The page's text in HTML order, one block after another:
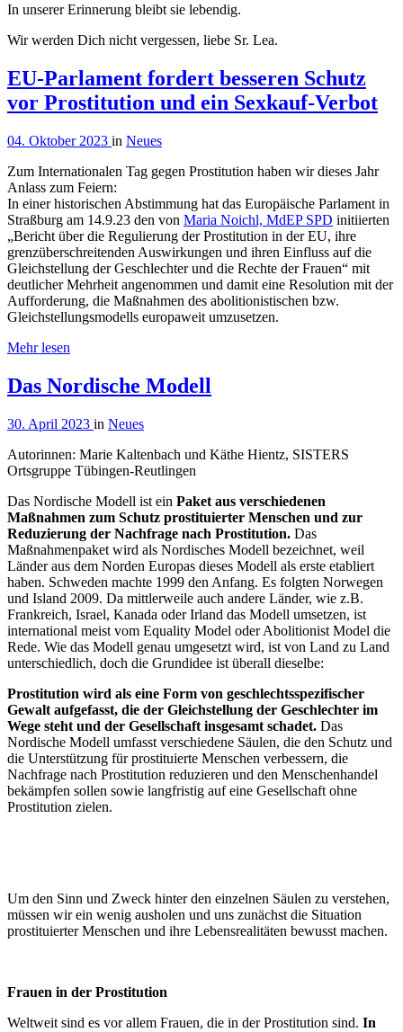
In unserer Erinnerung bleibt sie lebendig.
Wir werden Dich nicht vergessen, liebe Sr. Lea.
EU-Parlament fordert besseren Schutz
vor Prostitution und ein Sexkauf-Verbot
04. Oktober 2023 in Neues
Zum Internationalen Tag gegen Prostitution haben wir dieses Jahr
Anlass zum Feiern:
In einer historischen Abstimmung hat das Europäische Parlament in
Straßburg am 14.9.23 den von Maria Noichl, MdEP SPD initiierten
„Bericht über die Regulierung der Prostitution in der EU, ihre
grenzüberschreitenden Auswirkungen und ihren Einfluss auf die
Gleichstellung der Geschlechter und die Rechte der Frauen“ mit
deutlicher Mehrheit angenommen und damit eine Resolution mit der
Aufforderung, die Maßnahmen des abolitionistischen bzw.
Gleichstellungsmodells europaweit umzusetzen.
Mehr lesen
Das Nordische Modell
30. April 2023 in Neues
Autorinnen: Marie Kaltenbach und Käthe Hientz, SISTERS
Ortsgruppe Tübingen-Reutlingen
Das Nordische Modell ist ein Paket aus verschiedenen
Maßnahmen zum Schutz prostituierter Menschen und zur
Reduzierung der Nachfrage nach Prostitution. Das
Maßnahmenpaket wird als Nordisches Modell bezeichnet, weil
Länder aus dem Norden Europas dieses Modell als erste etabliert
haben. Schweden machte 1999 den Anfang. Es folgten Norwegen
und Island 2009. Da mittlerweile auch andere Länder, wie z.B.
Frankreich, Israel, Kanada oder Irland das Modell umsetzen, ist
international meist vom Equality Model oder Abolitionist Model die
Rede. Wie das Modell genau umgesetzt wird, ist von Land zu Land
unterschiedlich, doch die Grundidee ist überall dieselbe:
Prostitution wird als eine Form von geschlechtsspezifischer
Gewalt aufgefasst, die der Gleichstellung der Geschlechter im
Wege steht und der Gesellschaft insgesamt schadet. Das
Nordische Modell umfasst verschiedene Säulen, die den Schutz und
die Unterstützung für prostituierte Menschen verbessern, die
Nachfrage nach Prostitution reduzieren und den Menschenhandel
bekämpfen sollen sowie langfristig auf eine Gesellschaft ohne
Prostitution zielen.
Um den Sinn und Zweck hinter den einzelnen Säulen zu verstehen,
müssen wir ein wenig ausholen und uns zunächst die Situation
prostituierter Menschen und ihre Lebensrealitäten bewusst machen.
Frauen in der Prostitution
Weltweit sind es vor allem Frauen, die in der Prostitution sind. In